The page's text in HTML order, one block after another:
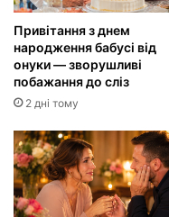
Привітання з днем
народження бабусі від
онуки — зворушливі
побажання до сліз
2 дні тому